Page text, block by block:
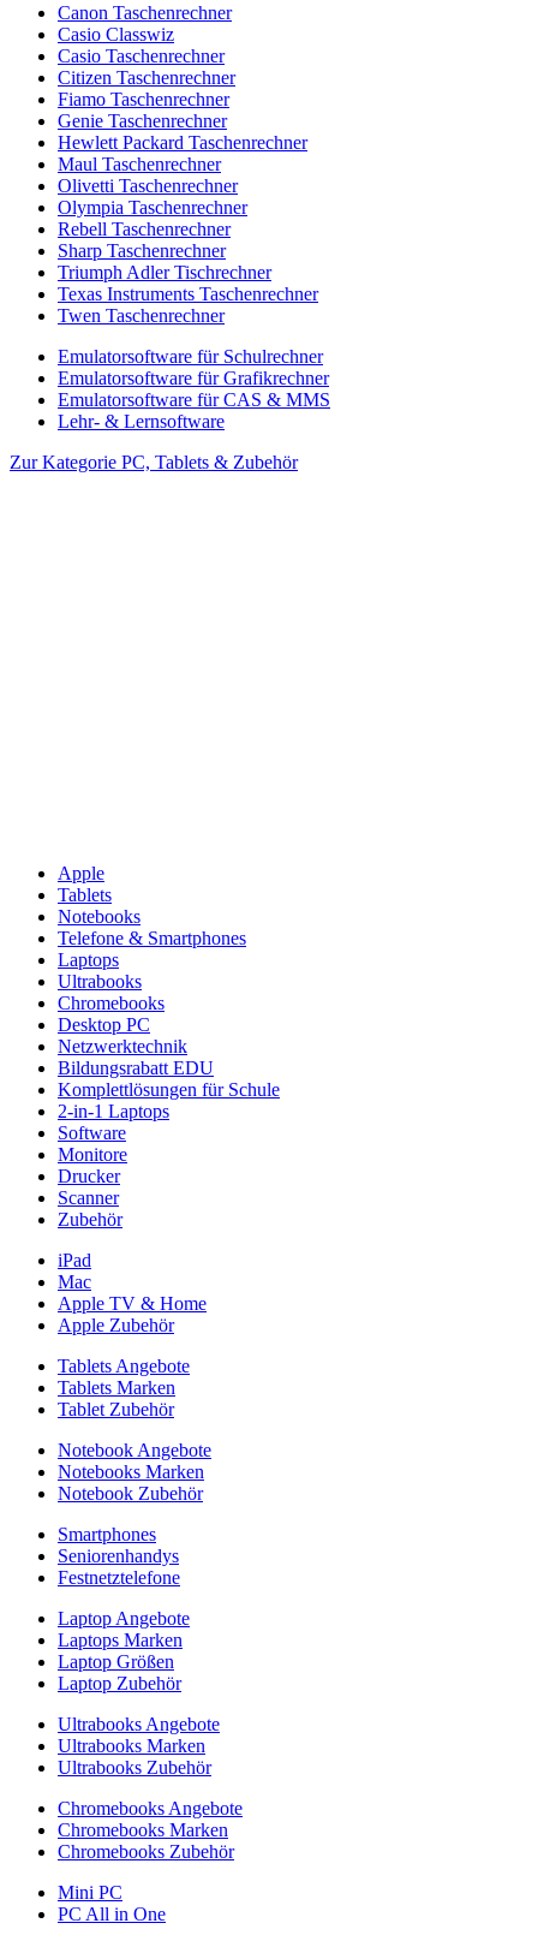
Canon Taschenrechner
Casio Classwiz
Casio Taschenrechner
Citizen Taschenrechner
Fiamo Taschenrechner
Genie Taschenrechner
Hewlett Packard Taschenrechner
Maul Taschenrechner
Olivetti Taschenrechner
Olympia Taschenrechner
Rebell Taschenrechner
Sharp Taschenrechner
Triumph Adler Tischrechner
Texas Instruments Taschenrechner
Twen Taschenrechner
Emulatorsoftware für Schulrechner
Emulatorsoftware für Grafikrechner
Emulatorsoftware für CAS & MMS
Lehr- & Lernsoftware
Zur Kategorie PC, Tablets & Zubehör
Apple
Tablets
Notebooks
Telefone & Smartphones
Laptops
Ultrabooks
Chromebooks
Desktop PC
Netzwerktechnik
Bildungsrabatt EDU
Komplettlösungen für Schule
2-in-1 Laptops
Software
Monitore
Drucker
Scanner
Zubehör
iPad
Mac
Apple TV & Home
Apple Zubehör
Tablets Angebote
Tablets Marken
Tablet Zubehör
Notebook Angebote
Notebooks Marken
Notebook Zubehör
Smartphones
Seniorenhandys
Festnetztelefone
Laptop Angebote
Laptops Marken
Laptop Größen
Laptop Zubehör
Ultrabooks Angebote
Ultrabooks Marken
Ultrabooks Zubehör
Chromebooks Angebote
Chromebooks Marken
Chromebooks Zubehör
Mini PC
PC All in One